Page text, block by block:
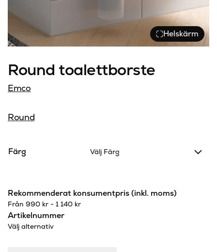
Helskärm
Round toalettborste
Emco
Round
Färg Välj Färg
Rekommenderat konsumentpris (inkl. moms)
Från 990 kr - 1 140 kr
Artikelnummer
Välj alternativ